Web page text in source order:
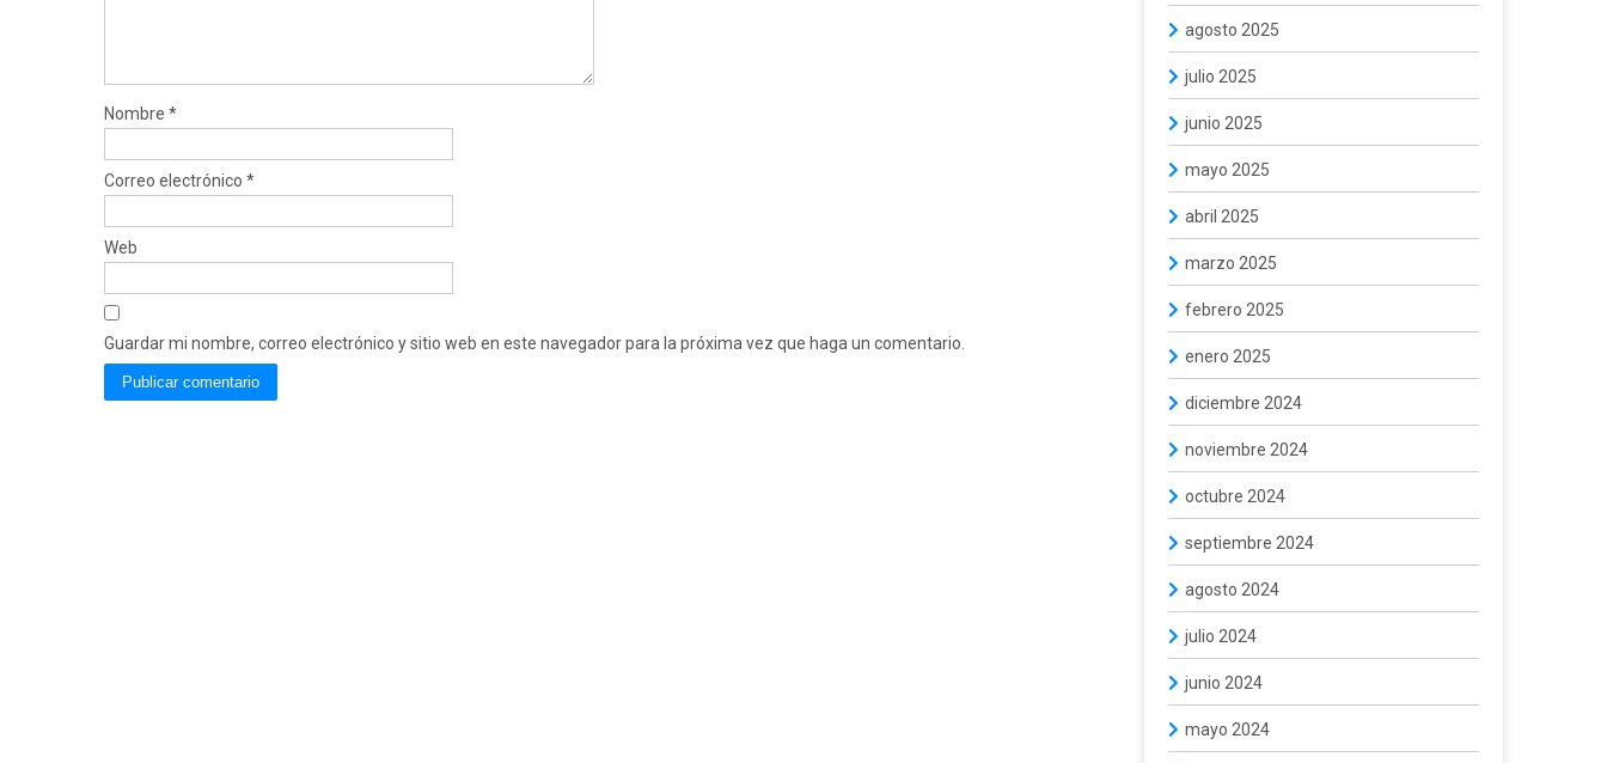
Nombre *
Correo electrónico *
Web
Guardar mi nombre, correo electrónico y sitio web en este navegador para la próxima vez que haga un comentario.
agosto 2025
julio 2025
junio 2025
mayo 2025
abril 2025
marzo 2025
febrero 2025
enero 2025
diciembre 2024
noviembre 2024
octubre 2024
septiembre 2024
agosto 2024
julio 2024
junio 2024
mayo 2024